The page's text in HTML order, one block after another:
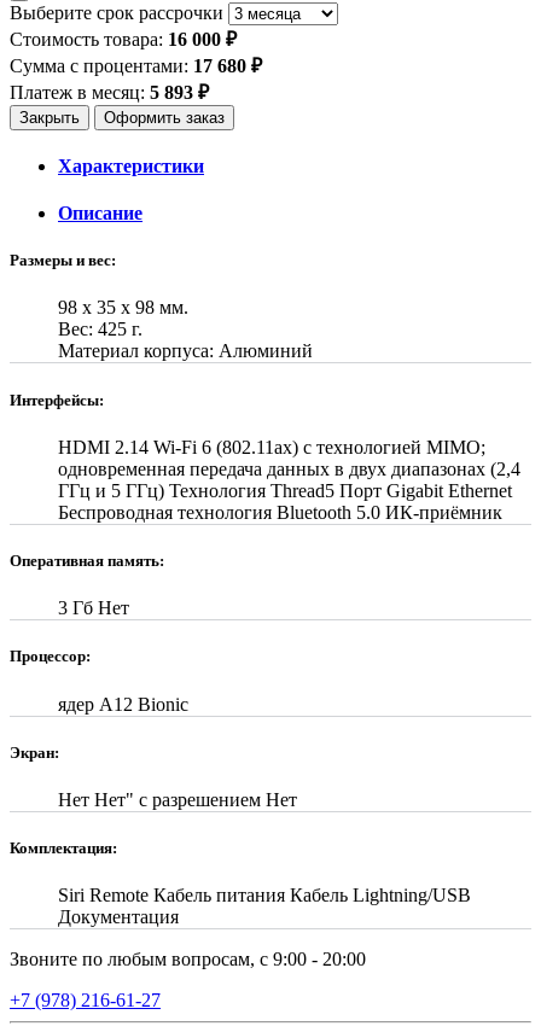
Выберите срок рассрочки
Стоимость товара: 16 000 ₽
Сумма с процентами: 17 680 ₽
Платеж в месяц: 5 893 ₽
Закрыть Оформить заказ
Характеристики
Описание
Размеры и вес:
98 x 35 x 98 мм.
Вес: 425 г.
Материал корпуса: Алюминий
Интерфейсы:
HDMI 2.14 Wi‑Fi 6 (802.11ax) с технологией MIMO;
одновременная передача данных в двух диапазонах (2,4
ГГц и 5 ГГц) Технология Thread5 Порт Gigabit Ethernet
Беспроводная технология Bluetooth 5.0 ИК‑приёмник
Оперативная память:
3 Гб Нет
Процессор:
ядер A12 Bionic
Экран:
Нет Нет" с разрешением Нет
Комплектация:
Siri Remote Кабель питания Кабель Lightning/USB
Документация
Звоните по любым вопросам, с 9:00 - 20:00
+7 (978) 216-61-27